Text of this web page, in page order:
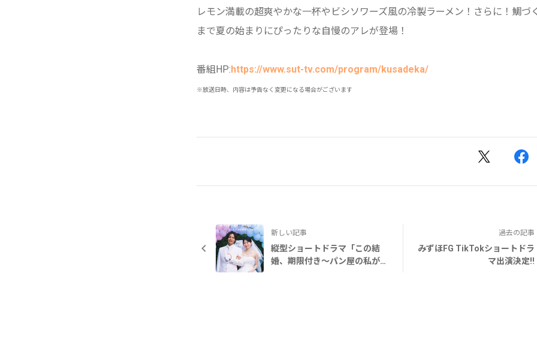
レモン満載の超爽やかな一杯やビシソワーズ風の冷製ラーメン！さらに！鯛づ
まで夏の始まりにぴったりな自慢のアレが登場！
番組HP:https://www.sut-tv.com/program/kusadeka/
※放送日時、内容は予告なく変更になる場合がございます
新しい記事
縦型ショートドラマ「この結
婚、期限付き〜パン屋の私が溺
過去の記事
みずほFG TikTokショートドラ
マ出演決定!!